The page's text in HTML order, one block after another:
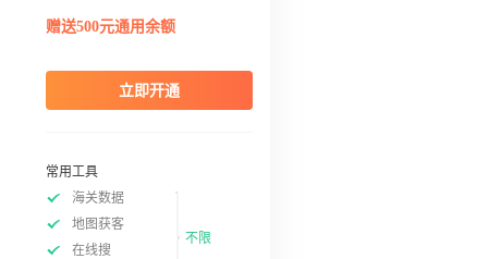
赠送500元通用余额
立即开通
常用工具
海关数据
地图获客
在线搜
不限